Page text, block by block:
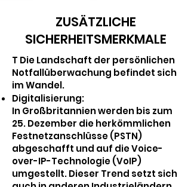
ZUSÄTZLICHE
SICHERHEITSMERKMALE
T Die Landschaft der persönlichen
Notfallüberwachung befindet sich
im Wandel.
Digitalisierung:
In Großbritannien werden bis zum
25. Dezember die herkömmlichen
Festnetzanschlüsse (PSTN)
abgeschafft und auf die Voice-
over-IP-Technologie (VoIP)
umgestellt. Dieser Trend setzt sich